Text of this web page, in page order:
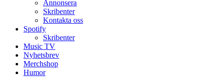
Annonsera
Skribenter
Kontakta oss
Spotify
Skribenter
Music TV
Nyhetsbrev
Merchshop
Humor